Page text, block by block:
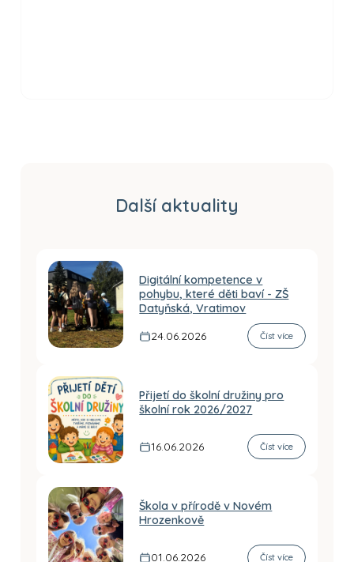
Další aktuality
Digitální kompetence v
pohybu, které děti baví - ZŠ
Datyňská, Vratimov
24.06.2026
Číst více
Přijetí do školní družiny pro
školní rok 2026/2027
16.06.2026 Číst více
Škola v přírodě v Novém
Hrozenkově
01.06.2026 Číst více